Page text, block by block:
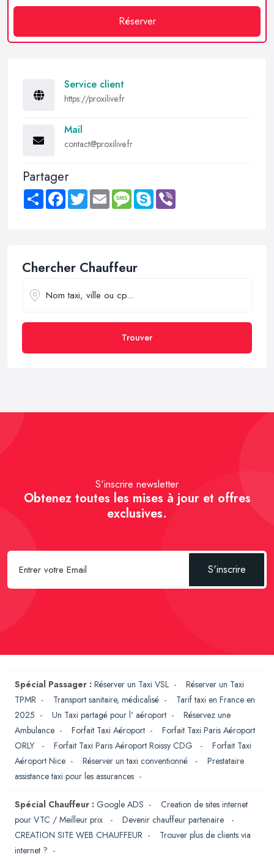
Réserver
Service client
https://proxilive.fr
Mail
contact@proxilive.fr
Partager
Share FacebookTwitter Email MessageSkype
Chercher Chauffeur
Trouver
S'inscrire newsletter
Obtenez toutes les mises à jour et offres
exclusives.
S'inscrire
Spécial Passager : Réserver un Taxi VSL - Réserver un Taxi
TPMR - Transport sanitaire, médicalisé - Tarif taxi en France en
2025 - Un Taxi partagé pour l' aéroport - Réservez une
Ambulance - Forfait Taxi Aéroport - Forfait Taxi Paris Aéroport
ORLY
- Forfait Taxi Paris Aéroport Roissy CDG - Forfait Taxi
Aéroport Nice - Réserver un taxi conventionné - Prestataire
assistance taxi pour les assurances -
Spécial Chauffeur : Google ADS - Creation de sites internet
pour VTC / Meilleur prix
- Devenir chauffeur partenaire
-
CREATION SITE WEB CHAUFFEUR - Trouver plus de clients via
internet ? -